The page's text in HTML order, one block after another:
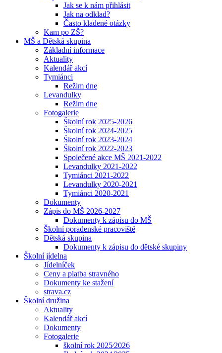
Jak se k nám přihlásit
Jak na odklad?
Často kladené otázky
Kam po ZŠ?
MŠ a Dětská skupina
Základní informace
Aktuality
Kalendář akcí
Tymiánci
Režim dne
Levandulky
Režim dne
Fotogalerie
Školní rok 2025-2026
Školní rok 2024-2025
Školní rok 2023-2024
Školní rok 2022-2023
Společené akce MŠ 2021-2022
Levandulky 2021-2022
Tymiánci 2021-2022
Levandulky 2020-2021
Tymiánci 2020-2021
Dokumenty
Zápis do MŠ 2026-2027
Dokumenty k zápisu do MŠ
Školní poradenské pracoviště
Dětská skupina
Dokumenty k zápisu do dětské skupiny
Školní jídelna
Jídelníček
Ceny a platba stravného
Dokumenty ke stažení
strava.cz
Školní družina
Aktuality
Kalendář akcí
Dokumenty
Fotogalerie
školní rok 2025⁄2026